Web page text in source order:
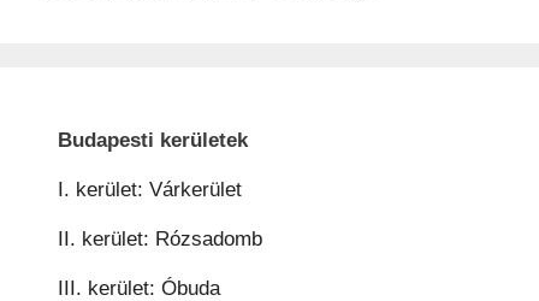
Budapesti kerületek
I. kerület: Várkerület
II. kerület: Rózsadomb
III. kerület: Óbuda